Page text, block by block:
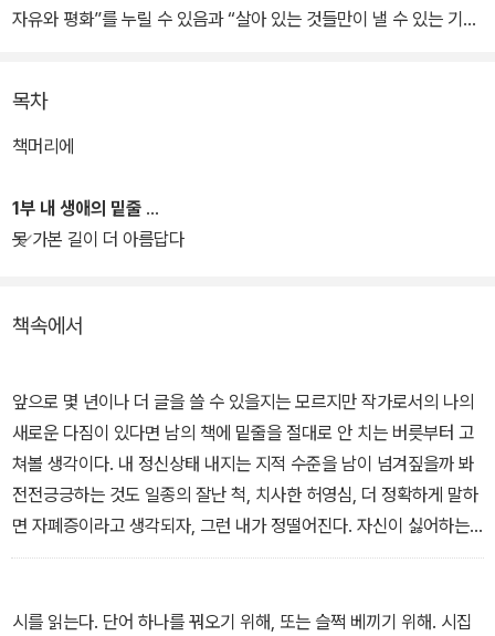
자유와 평화”를 누릴 수 있음과 “살아 있는 것들만이 낼 수 있는 기
2008년 한 해 동안 ‘친절한 책읽기’라는 제목으로 신문에 연재했던
골라 ‘오솔길로 새버린 이야기’들이라고는 했지만, 책 한 권 한 권마다
깊은 삶의 자국들을 새겨놓은 글이어서 ‘박완서가 읽은 책’만의 재미
한다.
목차
책머리에
1부 내 생애의 밑줄
못 가본 길이 더 아름답다
책속에서
앞으로 몇 년이나 더 글을 쓸 수 있을지는 모르지만 작가로서의 나의
새로운 다짐이 있다면 남의 책에 밑줄을 절대로 안 치는 버릇부터 고
쳐볼 생각이다. 내 정신상태 내지는 지적 수준을 남이 넘겨짚을까 봐
전전긍긍하는 것도 일종의 잘난 척, 치사한 허영심, 더 정확하게 말하
면 자폐증이라고 생각되자, 그런 내가 정떨어진다. 자신이 싫어하는
나를 누가 좋아해주겠는가. 나를 스쳐 간 시간 속에 치유의 효능도 있
아낼 때까지는 이승에서 사랑받고 싶고, 필요한 사람이고 싶고, 좋은
시를 읽는다. 단어 하나를 꿔오기 위해, 또는 슬쩍 베끼기 위해. 시집